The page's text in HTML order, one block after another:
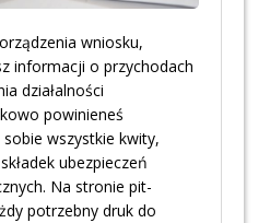
wniosku,
informacji o przychodach
działalności
powinieneś
wszystkie kwity,
ubezpieczeń
Na stronie pit-
potrzebny druk do